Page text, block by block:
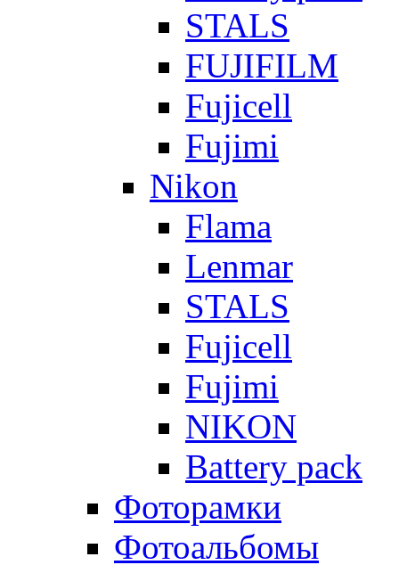
STALS
FUJIFILM
Fujicell
Fujimi
Nikon
Flama
Lenmar
STALS
Fujicell
Fujimi
NIKON
Battery pack
Фоторамки
Фотоальбомы